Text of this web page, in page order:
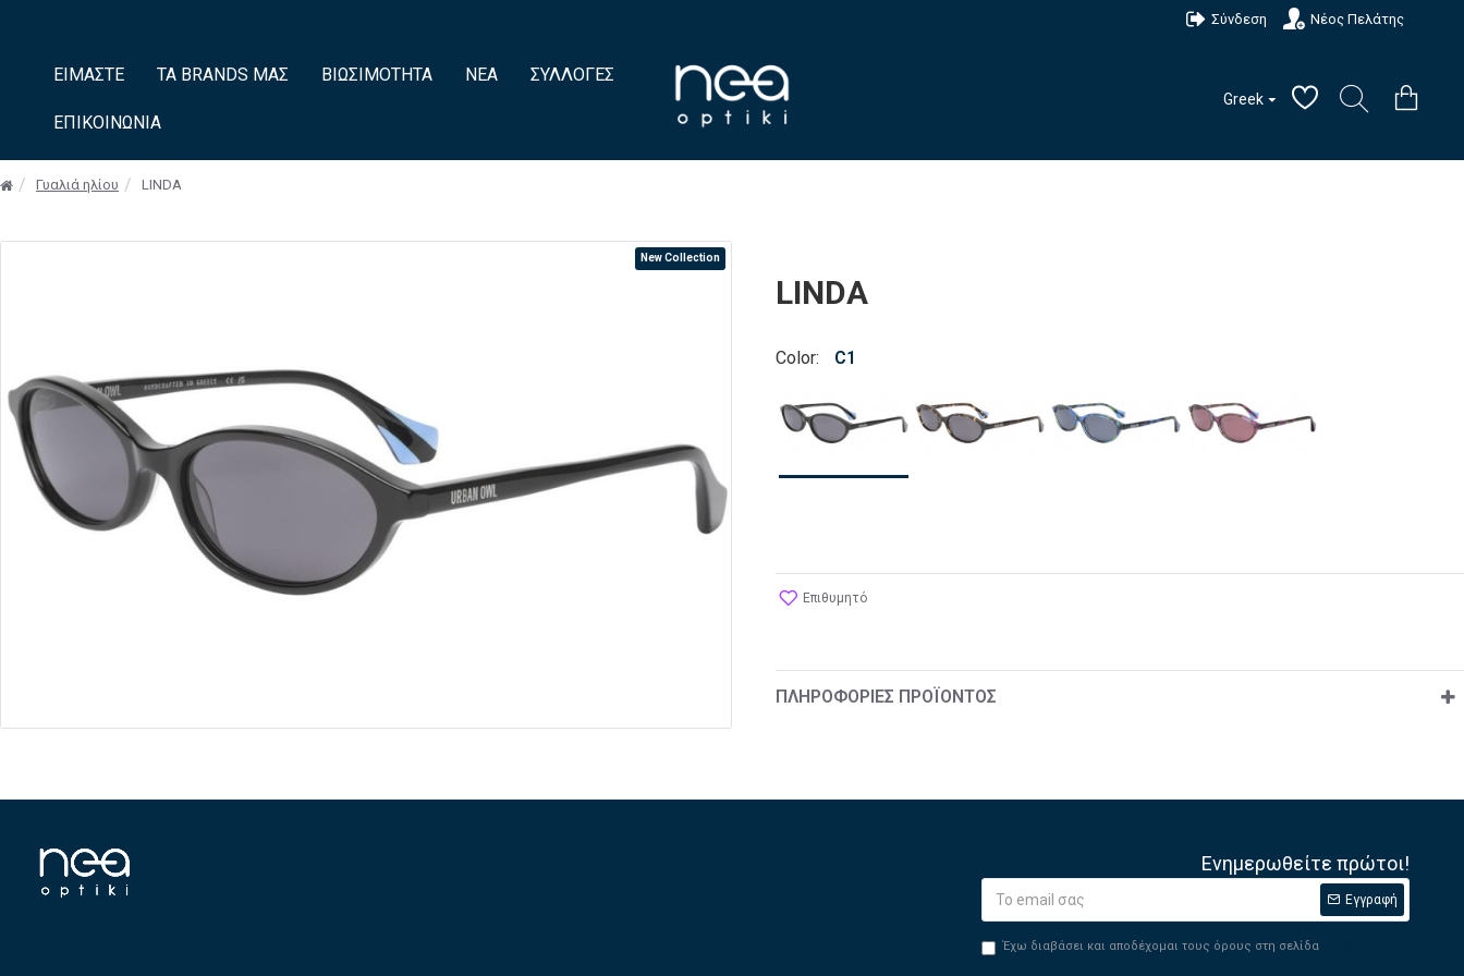
Σύνδεση Νέος Πελάτης
ΕΊΜΑΣΤΕ ΤΑ BRANDS ΜΑΣ ΒΙΩΣΙΜΌΤΗΤΑ ΝΈΑ ΣΥΛΛΟΓΈΣ
ΕΠΙΚΟΙΝΩΝΊΑ
Greek
Γυαλιά ηλίου LINDA
New Collection
LINDA
Color: C1
Επιθυμητό
ΠΛΗΡΟΦΟΡΊΕΣ ΠΡΟΪΌΝΤΟΣ
Ενημερωθείτε πρώτοι!
Εγγραφή
Έχω διαβάσει και αποδέχομαι τους όρους στη σελίδα